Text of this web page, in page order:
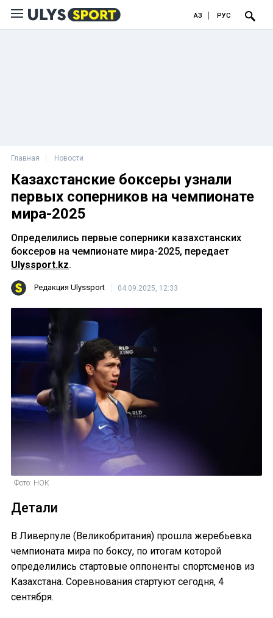
ҚАЗ РУС
Главная Новости
Казахстанские боксеры узнали
первых соперников на чемпионате
мира-2025
Определились первые соперники казахстанских
боксеров на чемпионате мира-2025, передает
Ulyssport.kz.
Редакция Ulyssport 04.09.2025, 12:33
Фото: НОК
Детали
В Ливерпуле (Великобритания) прошла жеребьевка
чемпионата мира по боксу, по итогам которой
определились стартовые оппоненты спортсменов из
Казахстана. Соревнования стартуют сегодня, 4
сентября.